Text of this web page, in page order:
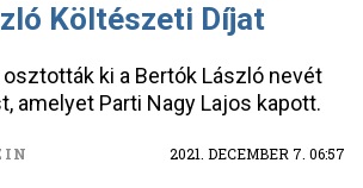
Költészeti Díjat
ki a Bertók László nevét
amelyet Parti Nagy Lajos kapott.
2021. DECEMBER 7. 06:57